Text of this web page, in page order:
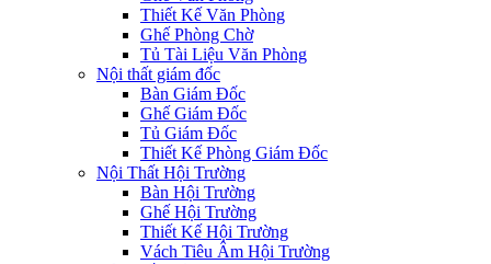
Thiết Kế Văn Phòng
Ghế Phòng Chờ
Tủ Tài Liệu Văn Phòng
Nội thất giám đốc
Bàn Giám Đốc
Ghế Giám Đốc
Tủ Giám Đốc
Thiết Kế Phòng Giám Đốc
Nội Thất Hội Trường
Bàn Hội Trường
Ghế Hội Trường
Thiết Kế Hội Trường
Vách Tiêu Âm Hội Trường